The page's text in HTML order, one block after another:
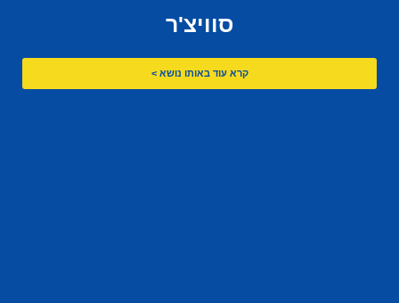
סוויצ'ר
קרא עוד באותו נושא >